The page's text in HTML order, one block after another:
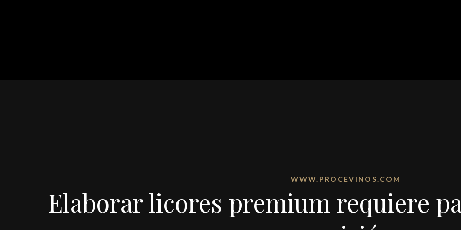
WWW.PROCEVINOS.COM
Elaborar licores premium requiere